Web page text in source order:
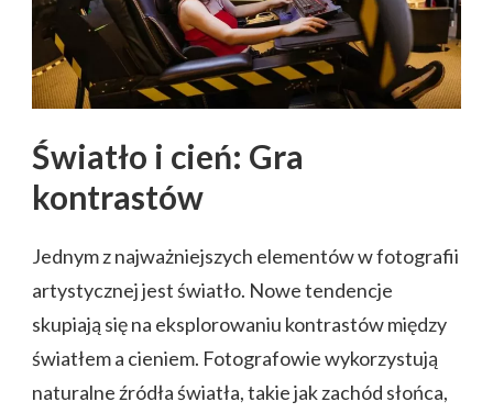
Światło i cień: Gra
kontrastów
Jednym z najważniejszych elementów w fotografii
artystycznej jest światło. Nowe tendencje
skupiają się na eksplorowaniu kontrastów między
światłem a cieniem. Fotografowie wykorzystują
naturalne źródła światła, takie jak zachód słońca,